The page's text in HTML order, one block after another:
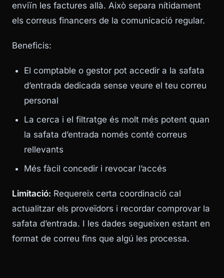
enviïn les factures allà. Això separa nítidament
els correus financers de la comunicació regular.
Beneficis:
El comptable o gestor pot accedir a la safata
d’entrada dedicada sense veure el teu correu
personal
La cerca i el filtratge és molt més potent quan
la safata d’entrada només conté correus
rellevants
Més fàcil concedir i revocar l’accés
Limitació: Requereix certa coordinació cal
actualitzar els proveïdors i recordar comprovar la
safata d’entrada. I les dades segueixen estant en
format de correu fins que algú les processa.